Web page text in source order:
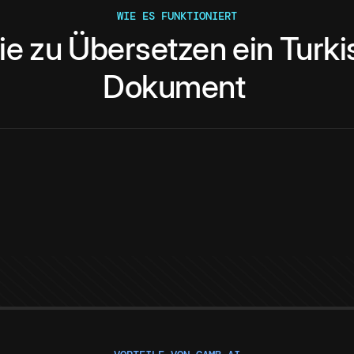
WIE ES FUNKTIONIERT
zu Übersetzen ein
Dokument